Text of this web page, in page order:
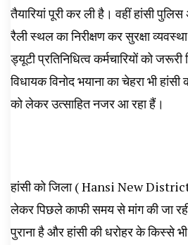
तैयारियां पूरी कर ली है। वहीं हांसी
रैली स्थल का निरीक्षण कर सुरक्षा
ड्यूटी प्रतिनिधित्व कर्मचारियों को जरूरी
विधायक विनोद भयाना का चेहरा भी
को लेकर उत्साहित नजर आ रहा हैं।
हांसी को जिला ( Hansi New
लेकर पिछले काफी समय से मांग की जा
पुराना है और हांसी की धरोहर के किस्से